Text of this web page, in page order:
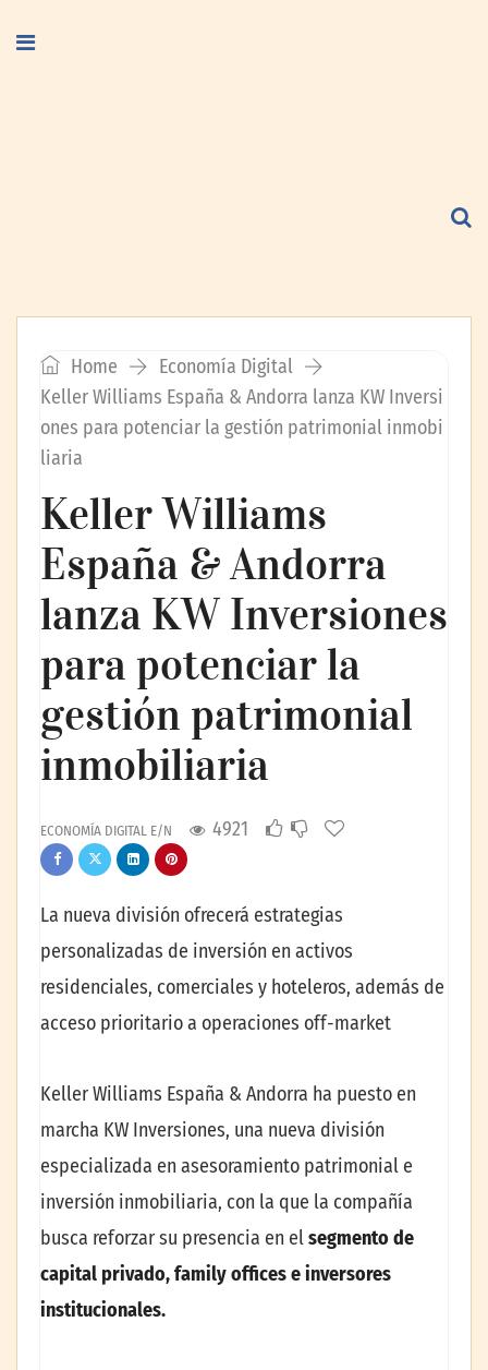
Home
Economía Digital
Keller Williams España & Andorra lanza KW Inversi
ones para potenciar la gestión patrimonial inmobi
liaria
Keller Williams
España & Andorra
lanza KW Inversiones
para potenciar la
gestión patrimonial
inmobiliaria
ECONOMÍA DIGITAL E/N 4921
La nueva división ofrecerá estrategias
personalizadas de inversión en activos
residenciales, comerciales y hoteleros, además de
acceso prioritario a operaciones off-market
Keller Williams España & Andorra ha puesto en
marcha KW Inversiones, una nueva división
especializada en asesoramiento patrimonial e
inversión inmobiliaria, con la que la compañía
busca reforzar su presencia en elsegmento de
capital privado, family offices e inversores
institucionales.